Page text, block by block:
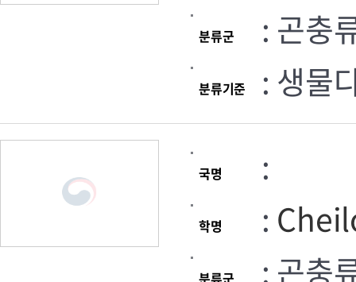
분류군 : 곤충
분류기준 : 생물
국명 :
학명 :
분류군 : 곤충